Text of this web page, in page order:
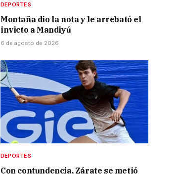
DEPORTES
Montaña dio la nota y le arrebató el
invicto a Mandiyú
6 de agosto de 2026
DEPORTES
Con contundencia, Zárate se metió